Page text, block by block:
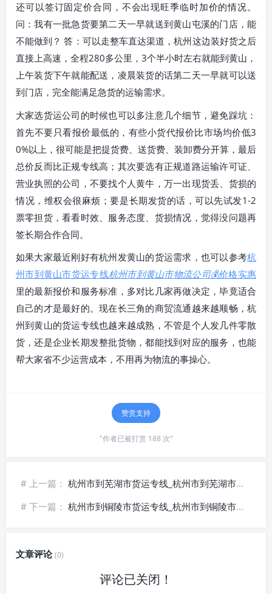
还可以签订固定价合同，不会出现旺季临时加价的情况。
问：我有一批急货要第二天一早就送到黄山屯溪的门店，能
不能做到？ 答：可以走整车直达渠道，杭州这边装好货之后
直接上高速，全程280多公里，3个半小时左右就能到黄山，
上午装货下午就能配送，凌晨装货的话第二天一早就可以送
到门店，完全能满足急货的运输需求。
大家选货运公司的时候也可以多注意几个细节，避免踩坑：
首先不要只看报价最低的，有些小货代报价比市场均价低3
0%以上，很可能是把提货费、送货费、装卸费分开算，最后
总价反而比正规专线高；其次要选有正规道路运输许可证、
营业执照的公司，不要找个人黄牛，万一出现货丢、货损的
情况，维权会很麻烦；要是长期发货的话，可以先试发1-2
票零担货，看看时效、服务态度、货损情况，觉得没问题再
签长期合作合同。
如果大家最近刚好有杭州发黄山的货运需求，也可以参考杭
州市到黄山市货运专线杭州市到黄山市物流公司💰价格实惠
里的最新报价和服务标准，多对比几家再做决定，毕竟适合
自己的才是最好的。现在长三角的商贸流通越来越顺畅，杭
州到黄山的货运专线也越来越成熟，不管是个人发几件零散
货，还是企业长期发整批货物，都能找到对应的服务，也能
帮大家省不少运营成本，不用再为物流的事操心。
赞赏支持
"作者已被打赏 188 次"
# 上一篇： 杭州市到芜湖市货运专线_杭州市到芜湖市物流公司_⭐时效保障
# 下一篇： 杭州市到铜陵市货运专线_杭州市到铜陵市物流公司_💎品质承运
文章评论(0)
评论已关闭！